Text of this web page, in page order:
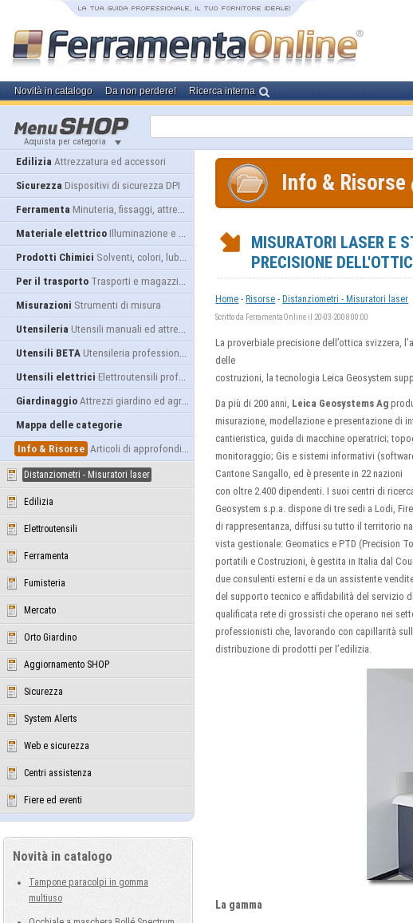
Novità in catalogo Da non perdere! Ricerca interna
Acquista per categoria
Edilizia Attrezzatura ed accessori
Sicurezza Dispositivi di sicurezza DPI
Ferramenta Minuteria, fissaggi, attrezzatura
Materiale elettrico Illuminazione e alimentazione
Prodotti Chimici Solventi, colori, lubrificanti...
Per il trasporto Trasporti e magazzino
Misurazioni Strumenti di misura
Utensileria Utensili manuali ed attrezzature
Utensili BETA Utensileria professionale
Utensili elettrici Elettroutensili professionali
Giardinaggio Attrezzi giardino ed agricoltura
Mappa delle categorie
Info & Risorse Articoli di approfondimento
Distanziometri - Misuratori laser
Edilizia
Elettroutensili
Ferramenta
Fumisteria
Mercato
Orto Giardino
Aggiornamento SHOP
Sicurezza
System Alerts
Web e sicurezza
Centri assistenza
Fiere ed eventi
Novità in catalogo
Tampone paracolpi in gomma
multiuso
Info & Risorse
MISURATORI LASER E
PRECISIONE
Home -Risorse -Distanziometri - Misuratori laser
Scritto da FerramentaOnline il 20-03-2008 00:00
La proverbiale precisione dell’ottica svizzera,
delle
costruzioni, la tecnologia Leica Geosystem
Da più di 200 anni, Leica Geosystems Ag
misurazione, modellazione e presentazione di
cantieristica, guida di macchine operatrici;
monitoraggio; Gis e sistemi informativi
Cantone Sangallo, ed è presente in 22 nazioni
con oltre 2.400 dipendenti. I suoi centri di
Geosystem s.p.a. dispone di tre sedi a Lodi,
di rappresentanza, diffusi su tutto il territorio
vista gestionale: Geomatics e PTD (Precision
portatili e Costruzioni, è gestita in Italia dal
due consulenti esterni e da un assistente
del supporto tecnico e affidabilità del servizio
qualificata rete di grossisti che operano nei
professionisti che, lavorando con capillarità
distribuzione di prodotti per l’edilizia.
La gamma